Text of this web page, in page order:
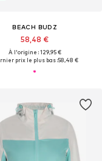
BEACH BUDZ
58,48 €
À l'origine : 129,95 €
prix le plus bas :58,48 €